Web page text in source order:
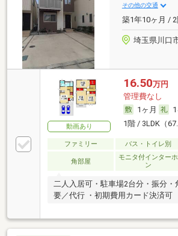
その他の交通
築1年10ヶ月 /
埼玉県川口
動画あり
16.50万円
管理費なし
1ヶ月
1階 / 3LDK（
ファミリー バス・トイレ別
角部屋
モニタ付インターホ
ン
二人入居可・駐車場2台分・振分・
要／代行 ・初期費用カード決済可